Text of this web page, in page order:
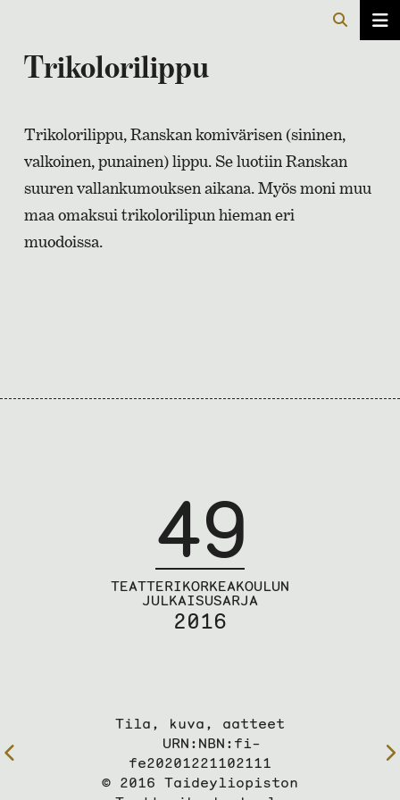
Trikolorilippu
Trikolorilippu, Ranskan komivärisen (sininen,
valkoinen, punainen) lippu. Se luotiin Ranskan
suuren vallankumouksen aikana. Myös moni muu
maa omaksui trikolorilipun hieman eri
muodoissa.
49
TEATTERIKORKEAKOULUN
JULKAISUSARJA
2016
Tila, kuva, aatteet
URN:NBN:fi-
fe20201221102111
© 2016 Taideyliopiston